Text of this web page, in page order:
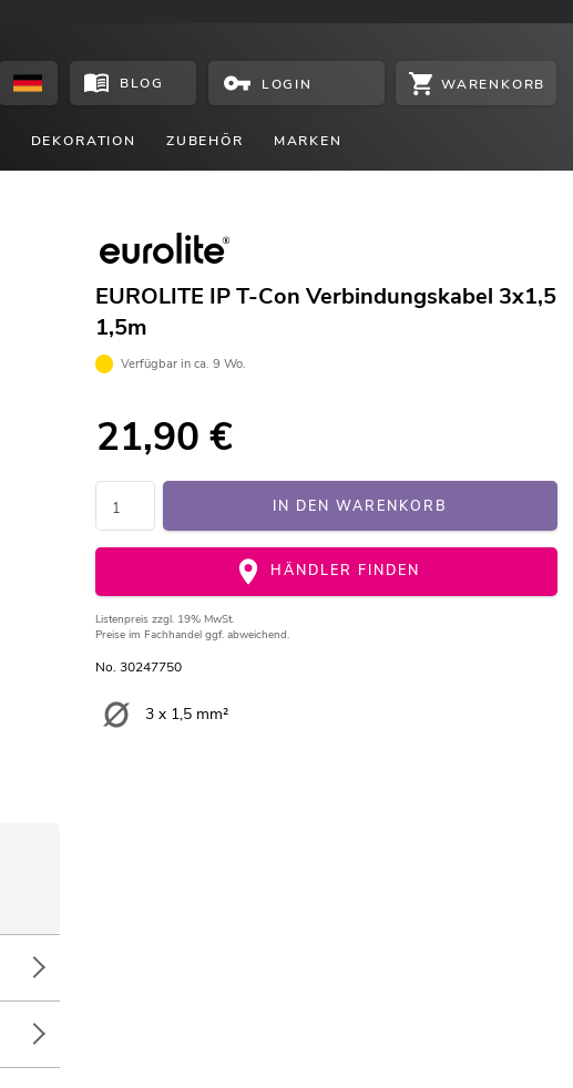
BLOG LOGIN WARENKORB
DEKORATION ZUBEHÖR MARKEN
EUROLITE IP T-Con Verbindungskabel 3x1,5
1,5m
Verfügbar in ca. 9 Wo.
21,90 €
IN DEN WARENKORB
HÄNDLER FINDEN
Listenpreis zzgl. 19% MwSt.
Preise im Fachhandel ggf. abweichend.
No. 30247750
3 x 1,5 mm²